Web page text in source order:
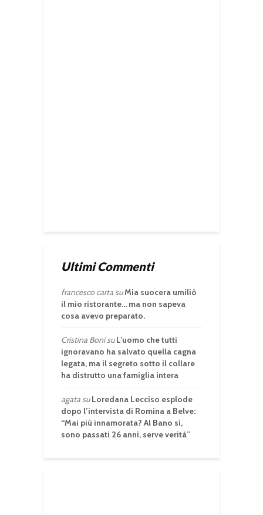
Ultimi Commenti
francesco cartasuMia suocera umiliò
il mio ristorante… ma non sapeva
cosa avevo preparato.
Cristina BonisuL’uomo che tutti
ignoravano ha salvato quella cagna
legata, ma il segreto sotto il collare
ha distrutto una famiglia intera
agatasuLoredana Lecciso esplode
dopo l’intervista di Romina a Belve:
“Mai più innamorata? Al Bano sì,
sono passati 26 anni, serve verità”